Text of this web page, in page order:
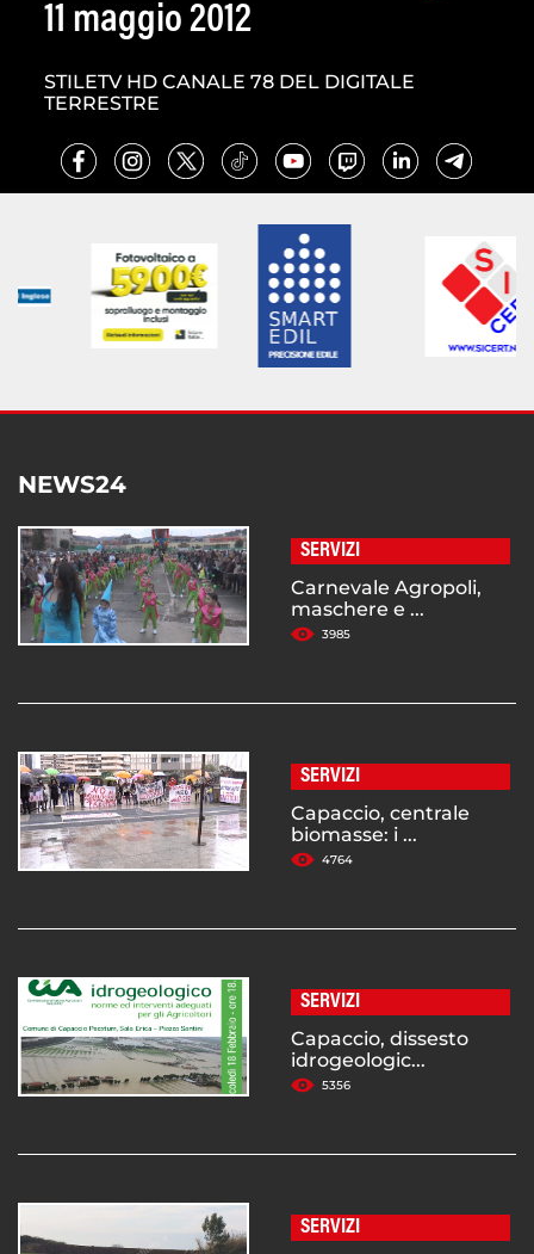
11 maggio 2012
STILETV HD CANALE 78 DEL DIGITALE
TERRESTRE
NEWS24
SERVIZI
Carnevale Agropoli,
maschere e ...
3985
SERVIZI
Capaccio, centrale
biomasse: i ...
4764
SERVIZI
Capaccio, dissesto
idrogeologic...
5356
SERVIZI